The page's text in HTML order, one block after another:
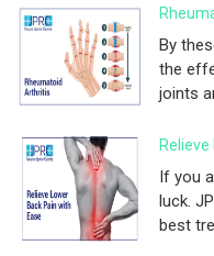
By
the
joints
If you
luck.
best